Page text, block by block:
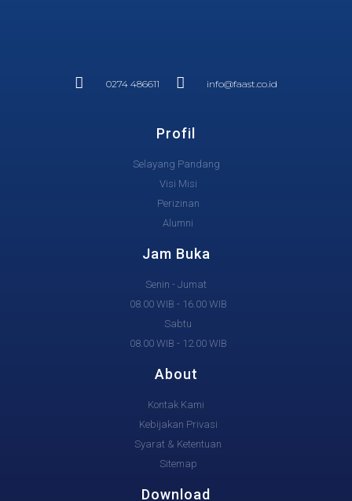
0274 486611 info@faast.co.id
Profil
Selayang Pandang
Visi Misi
Perizinan
Alumni
Jam Buka
Senin - Jumat
08.00 WIB - 16.00 WIB
Sabtu
08.00 WIB - 12.00 WIB
About
Kontak Kami
Kebijakan Privasi
Syarat & Ketentuan
Sitemap
Download